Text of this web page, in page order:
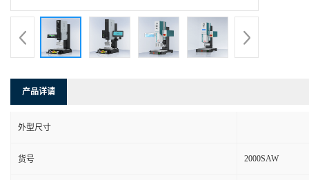
产品详请
外型尺寸
货号 2000SAW